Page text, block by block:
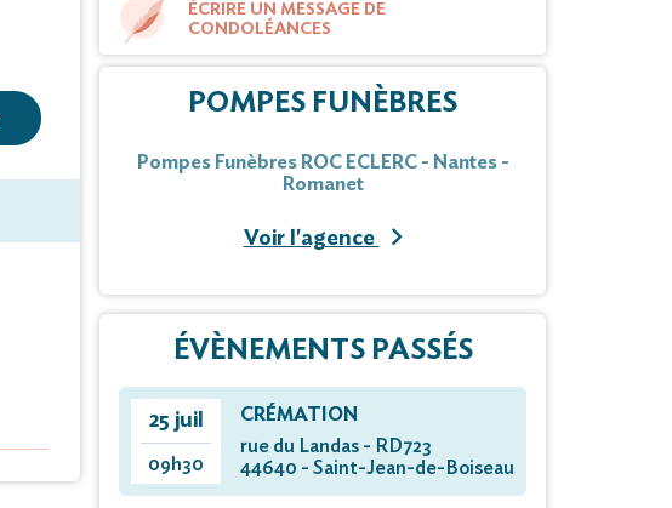
ÉCRIRE UN MESSAGE DE
CONDOLÉANCES
POMPES FUNÈBRES
Pompes Funèbres ROC ECLERC - Nantes -
Romanet
Voir l'agence
ÉVÈNEMENTS PASSÉS
25 juil
09h30
CRÉMATION
rue du Landas - RD723
44640 - Saint-Jean-de-Boiseau